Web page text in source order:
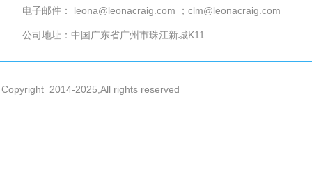
联系我们
电子邮件： leona@leonacraig.com ；clm@leonacraig.com
公司地址：中国广东省广州市珠江新城K11
Copyright 2014-2025,All rights reserved